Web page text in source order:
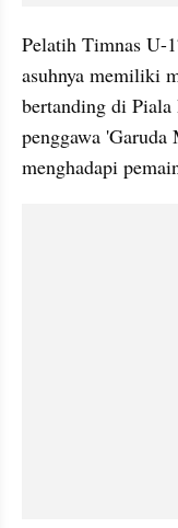
Pelatih Timnas U-
asuhnya memiliki
bertanding di
penggawa 'Garuda
menghadapi